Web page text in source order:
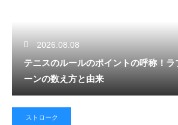
2026.08.08
テニスのルールのポイントの呼称！ラ
ーンの数え方と由来
ストローク